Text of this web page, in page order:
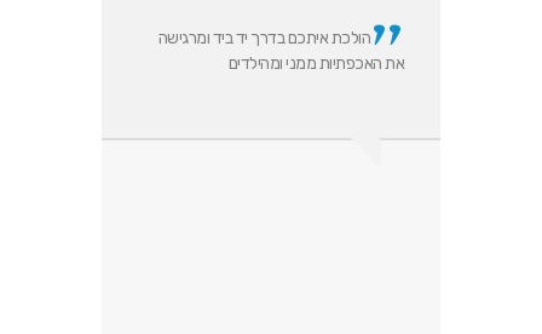
הולכת איתכם בדרך יד ביד ומרגישה
את האכפתיות ממני ומהילדים